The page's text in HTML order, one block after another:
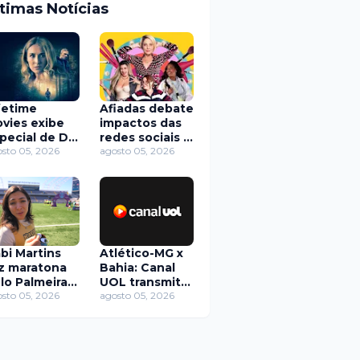
Notícias
exibe
de Dia
Pais com
vilões e
05, 2026
Afiadas debate
impactos das
redes sociais e
segurança
novo episódio
agosto 05, 2026
Martins
maratona
Palmeiras
05, 2026
Atlético-MG x
Bahia: Canal
UOL transmite
duelo pelo
agosto 05, 2026